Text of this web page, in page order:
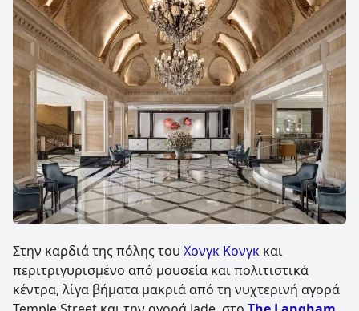
Στην καρδιά της πόλης του Χονγκ Κονγκ και
περιτριγυρισμένο από μουσεία και πολιτιστικά
κέντρα, λίγα βήματα μακριά από τη νυχτερινή αγορά